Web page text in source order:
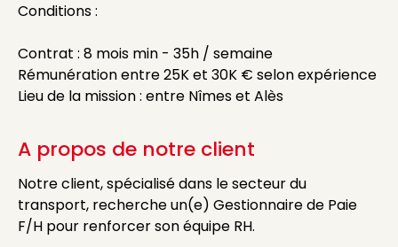
Conditions :
Contrat : 8 mois min - 35h / semaine
Rémunération entre 25K et 30K € selon expérience
Lieu de la mission : entre Nîmes et Alès
A propos de notre client
Notre client, spécialisé dans le secteur du
transport, recherche un(e) Gestionnaire de Paie
F/H pour renforcer son équipe RH.